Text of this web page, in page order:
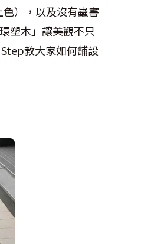
），以及沒有蟲害
塑木」讓美觀不只
教大家如何鋪設